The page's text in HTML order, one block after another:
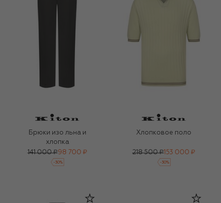
Брюки изо льна и
хлопка
141 000 ₽98 700 ₽
-30%
Хлопковое поло
218 500 ₽ 153 000 ₽
-30%